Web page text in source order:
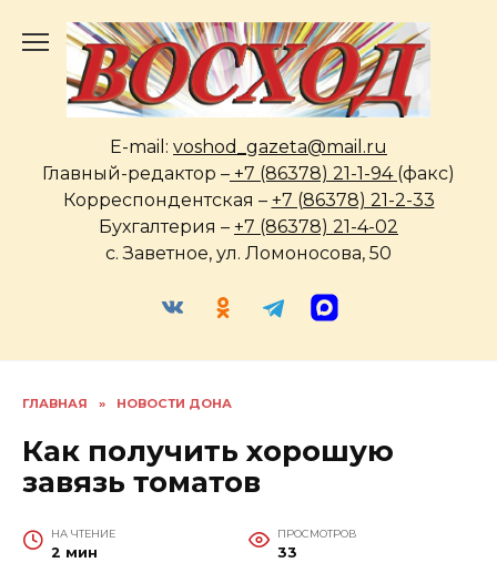
содержанию
E-mail: voshod_gazeta@mail.ru
Главный-редактор – +7 (86378) 21-1-94 (факс)
Корреспондентская – +7 (86378) 21-2-33
Бухгалтерия – +7 (86378) 21-4-02
с. Заветное, ул. Ломоносова, 50
ГЛАВНАЯ » НОВОСТИ ДОНА
Как получить хорошую
завязь томатов
НА ЧТЕНИЕ
2 мин
ПРОСМОТРОВ
33